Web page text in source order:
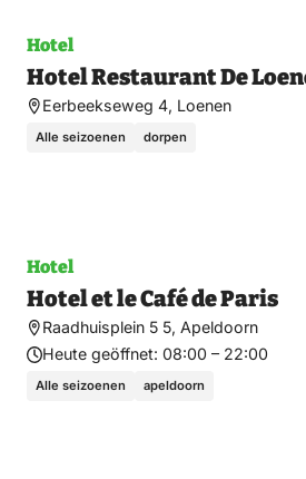
Hotel
Hotel Restaurant De
Eerbeekseweg 4, Loenen
Alle seizoenen dorpen
Hotel
Hotel et le Café de Paris
Raadhuisplein 5 5, Apeldoorn
Heute geöffnet: 08:00 – 22:00
Alle seizoenen apeldoorn